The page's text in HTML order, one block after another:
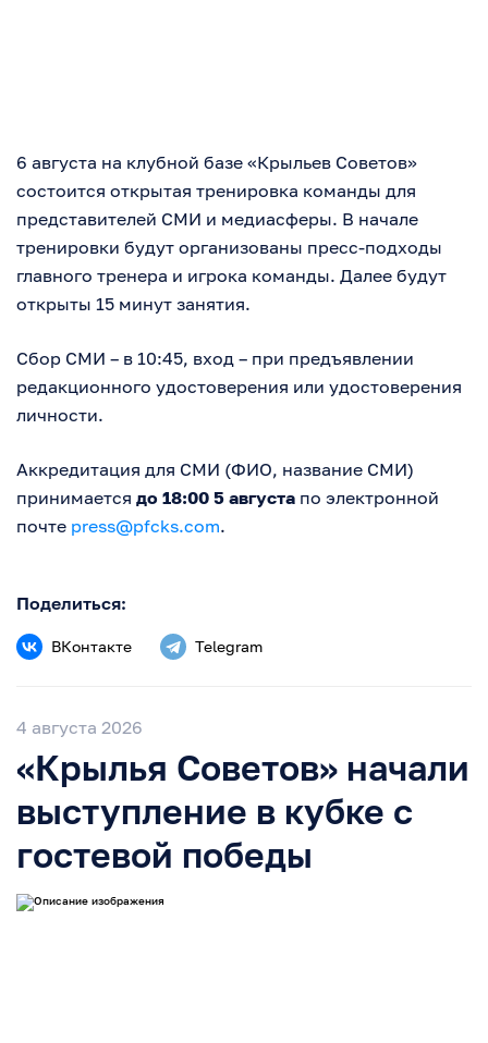
6 августа на клубной базе «Крыльев Советов»
состоится открытая тренировка команды для
представителей СМИ и медиасферы. В начале
тренировки будут организованы пресс-подходы
главного тренера и игрока команды. Далее будут
открыты 15 минут занятия.
Сбор СМИ – в 10:45, вход – при предъявлении
редакционного удостоверения или удостоверения
личности.
Аккредитация для СМИ (ФИО, название СМИ)
принимается до 18:00 5 августа по электронной
почте press@pfcks.com.
Поделиться:
ВКонтакте Telegram
4 августа 2026
«Крылья Советов» начали
выступление в кубке с
гостевой победы